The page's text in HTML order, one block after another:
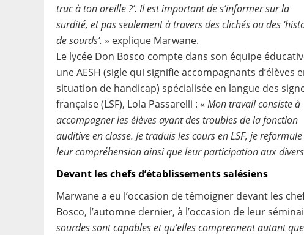
truc à ton oreille ?’. Il est important de s’informer sur la
surdité, et pas seulement à travers des clichés ou des
de sourds’. » explique Marwane.
Le lycée Don Bosco compte dans son équipe
une AESH (sigle qui signifie accompagnants d’élèves
situation de handicap) spécialisée en langue des
française (LSF), Lola Passarelli : « Mon travail consiste à
accompagner les élèves ayant des troubles de la fonction
auditive en classe. Je traduis les cours en LSF, je
leur compréhension ainsi que leur participation aux
Devant les chefs d’établissements salésiens
Marwane a eu l’occasion de témoigner devant les
Bosco, l’automne dernier, à l’occasion de leur
sourdes sont capables et qu’elles comprennent autant